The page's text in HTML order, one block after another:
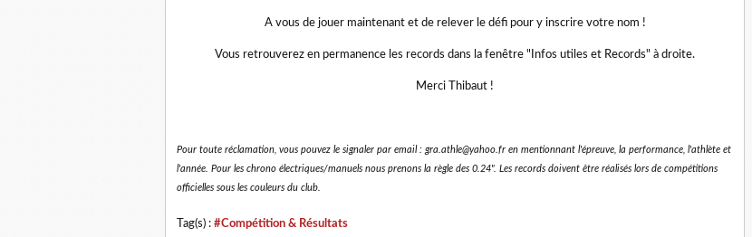
A vous de jouer maintenant et de relever le défi pour y inscrire votre nom !
Vous retrouverez en permanence les records dans la fenêtre "Infos utiles et Records" à droite.
Merci Thibaut !
Pour toute réclamation, vous pouvez le signaler par email : gra.athle@yahoo.fr en mentionnant l'épreuve, la performance, l'athlète et
l'année. Pour les chrono électriques/manuels nous prenons la règle des 0.24". Les records doivent être réalisés lors de compétitions
officielles sous les couleurs du club.
Tag(s) : #Compétition & Résultats